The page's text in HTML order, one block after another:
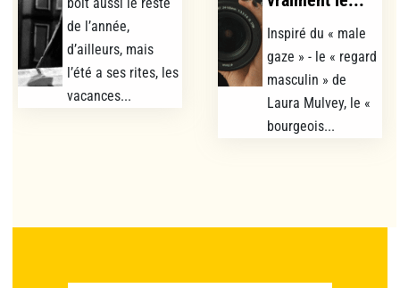
boit aussi le reste
de l’année,
d’ailleurs, mais
l’été a ses rites, les
vacances...
Inspiré du « male
gaze » - le « regard
masculin » de
Laura Mulvey, le «
bourgeois...